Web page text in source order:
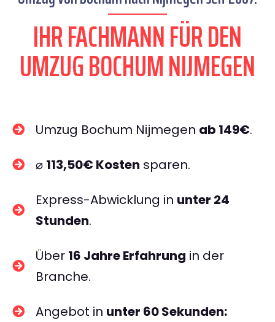
IHR FACHMANN FÜR DEN
UMZUG BOCHUM NIJMEGEN
Umzug Bochum Nijmegen ab 149€.
⌀ 113,50€ Kosten sparen.
Express-Abwicklung in unter 24
Stunden.
Über 16 Jahre Erfahrung in der
Branche.
Angebot in unter 60 Sekunden: